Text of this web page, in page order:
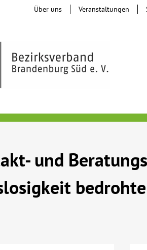
Über uns Veranstaltungen
und